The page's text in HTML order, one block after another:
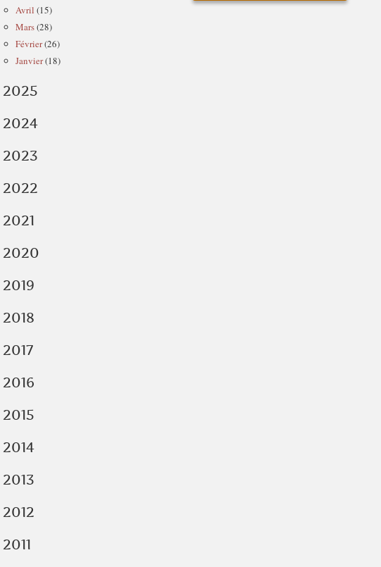
Avril (15)
Mars(28)
Février(26)
Janvier(18)
2025
2024
2023
2022
2021
2020
2019
2018
2017
2016
2015
2014
2013
2012
2011